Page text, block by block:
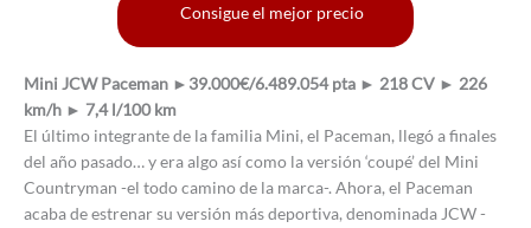
Consigue el mejor precio
Mini JCW Paceman ►39.000€/6.489.054 pta ► 218 CV ► 226
km/h ► 7,4 l/100 km
El último integrante de la familia Mini, el Paceman, llegó a finales
del año pasado… y era algo así como la versión ‘coupé’ del Mini
Countryman -el todo camino de la marca-. Ahora, el Paceman
acaba de estrenar su versión más deportiva, denominada JCW -